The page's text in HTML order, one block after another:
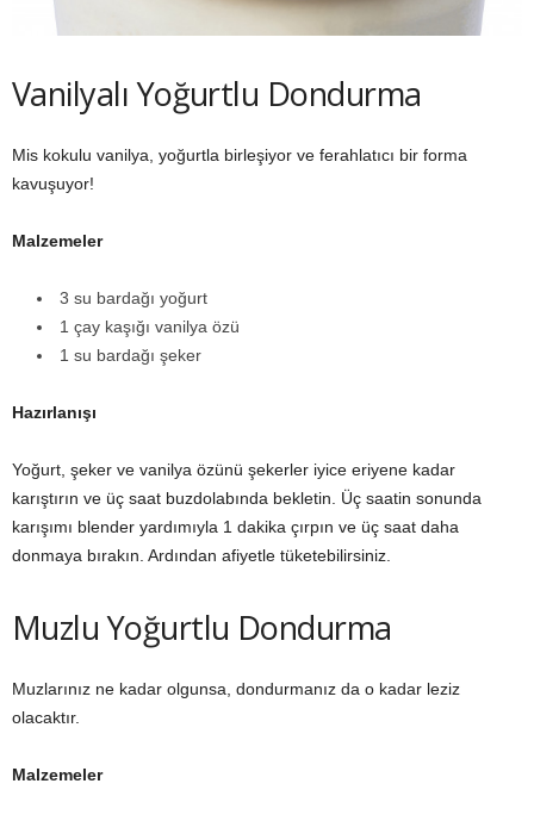
Vanilyalı Yoğurtlu Dondurma
Mis kokulu vanilya, yoğurtla birleşiyor ve ferahlatıcı bir forma
kavuşuyor!
Malzemeler
3 su bardağı yoğurt
1 çay kaşığı vanilya özü
1 su bardağı şeker
Hazırlanışı
Yoğurt, şeker ve vanilya özünü şekerler iyice eriyene kadar
karıştırın ve üç saat buzdolabında bekletin. Üç saatin sonunda
karışımı blender yardımıyla 1 dakika çırpın ve üç saat daha
donmaya bırakın. Ardından afiyetle tüketebilirsiniz.
Muzlu Yoğurtlu Dondurma
Muzlarınız ne kadar olgunsa, dondurmanız da o kadar leziz
olacaktır.
Malzemeler